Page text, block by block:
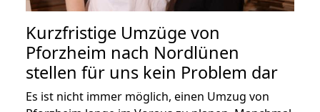
Kurzfristige Umzüge von
Pforzheim nach Nordlünen
stellen für uns kein Problem dar
Es ist nicht immer möglich, einen Umzug von